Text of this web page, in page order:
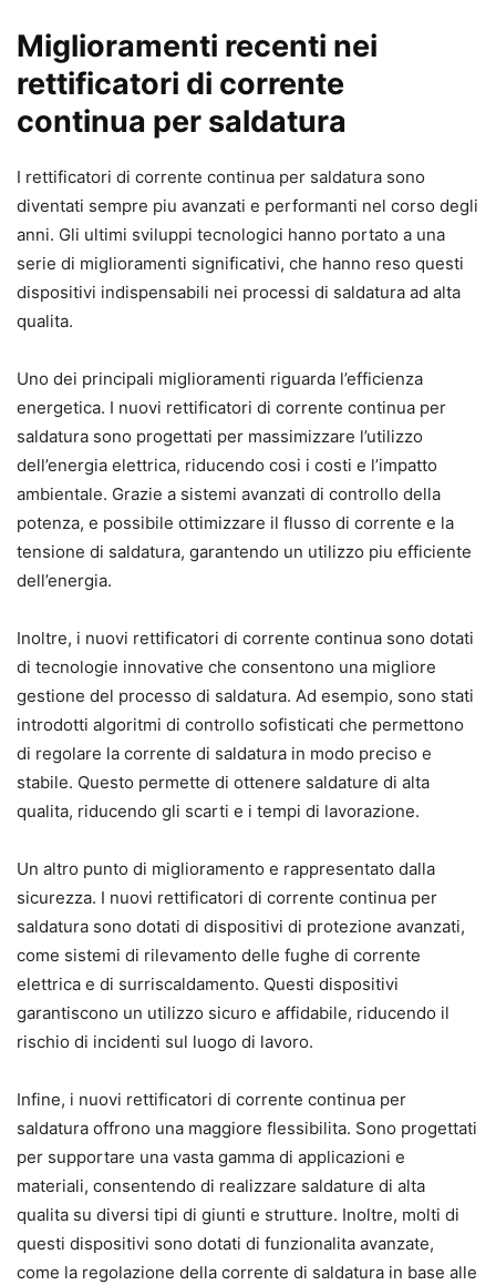
Miglioramenti recenti nei
rettificatori di corrente
continua per saldatura
I rettificatori di corrente continua per saldatura sono
diventati sempre piu avanzati e performanti nel corso degli
anni. Gli ultimi sviluppi tecnologici hanno portato a una
serie di miglioramenti significativi, che hanno reso questi
dispositivi indispensabili nei processi di saldatura ad alta
qualita.
Uno dei principali miglioramenti riguarda l’efficienza
energetica. I nuovi rettificatori di corrente continua per
saldatura sono progettati per massimizzare l’utilizzo
dell’energia elettrica, riducendo cosi i costi e l’impatto
ambientale. Grazie a sistemi avanzati di controllo della
potenza, e possibile ottimizzare il flusso di corrente e la
tensione di saldatura, garantendo un utilizzo piu efficiente
dell’energia.
Inoltre, i nuovi rettificatori di corrente continua sono dotati
di tecnologie innovative che consentono una migliore
gestione del processo di saldatura. Ad esempio, sono stati
introdotti algoritmi di controllo sofisticati che permettono
di regolare la corrente di saldatura in modo preciso e
stabile. Questo permette di ottenere saldature di alta
qualita, riducendo gli scarti e i tempi di lavorazione.
Un altro punto di miglioramento e rappresentato dalla
sicurezza. I nuovi rettificatori di corrente continua per
saldatura sono dotati di dispositivi di protezione avanzati,
come sistemi di rilevamento delle fughe di corrente
elettrica e di surriscaldamento. Questi dispositivi
garantiscono un utilizzo sicuro e affidabile, riducendo il
rischio di incidenti sul luogo di lavoro.
Infine, i nuovi rettificatori di corrente continua per
saldatura offrono una maggiore flessibilita. Sono progettati
per supportare una vasta gamma di applicazioni e
materiali, consentendo di realizzare saldature di alta
qualita su diversi tipi di giunti e strutture. Inoltre, molti di
questi dispositivi sono dotati di funzionalita avanzate,
come la regolazione della corrente di saldatura in base alle